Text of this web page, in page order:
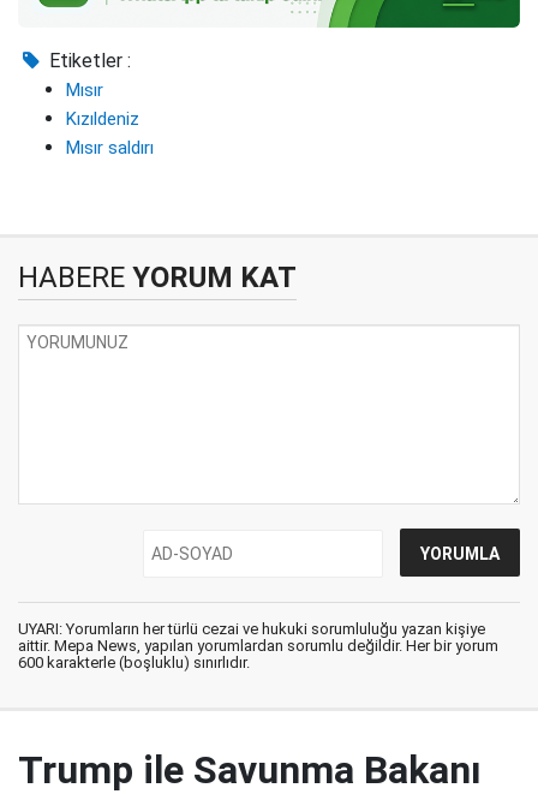
Etiketler :
Mısır
Kızıldeniz
Mısır saldırı
HABERE YORUM KAT
UYARI: Yorumların her türlü cezai ve hukuki sorumluluğu yazan kişiye
aittir. Mepa News, yapılan yorumlardan sorumlu değildir. Her bir yorum
600 karakterle (boşluklu) sınırlıdır.
Trump ile Savunma Bakanı